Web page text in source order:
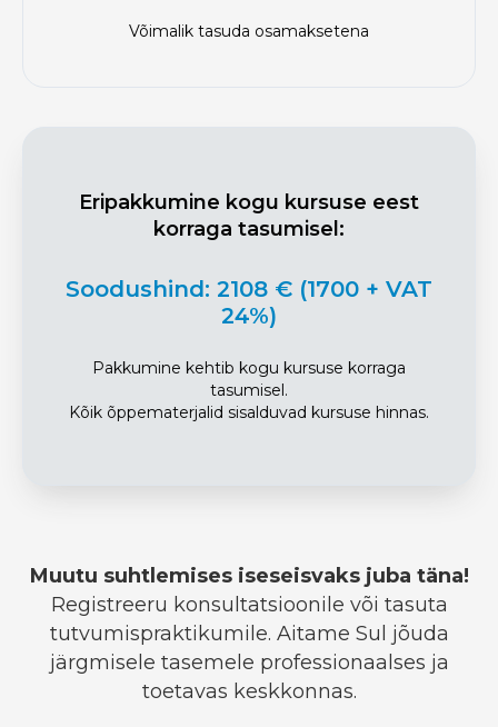
Võimalik tasuda osamaksetena
Eripakkumine kogu kursuse eest
korraga tasumisel:
Soodushind: 2108 € (1700 + VAT
24%)
Pakkumine kehtib kogu kursuse korraga
tasumisel.
Kõik õppematerjalid sisalduvad kursuse hinnas.
Muutu suhtlemises iseseisvaks juba täna!
Registreeru konsultatsioonile või tasuta
tutvumispraktikumile. Aitame Sul jõuda
järgmisele tasemele professionaalses ja
toetavas keskkonnas.